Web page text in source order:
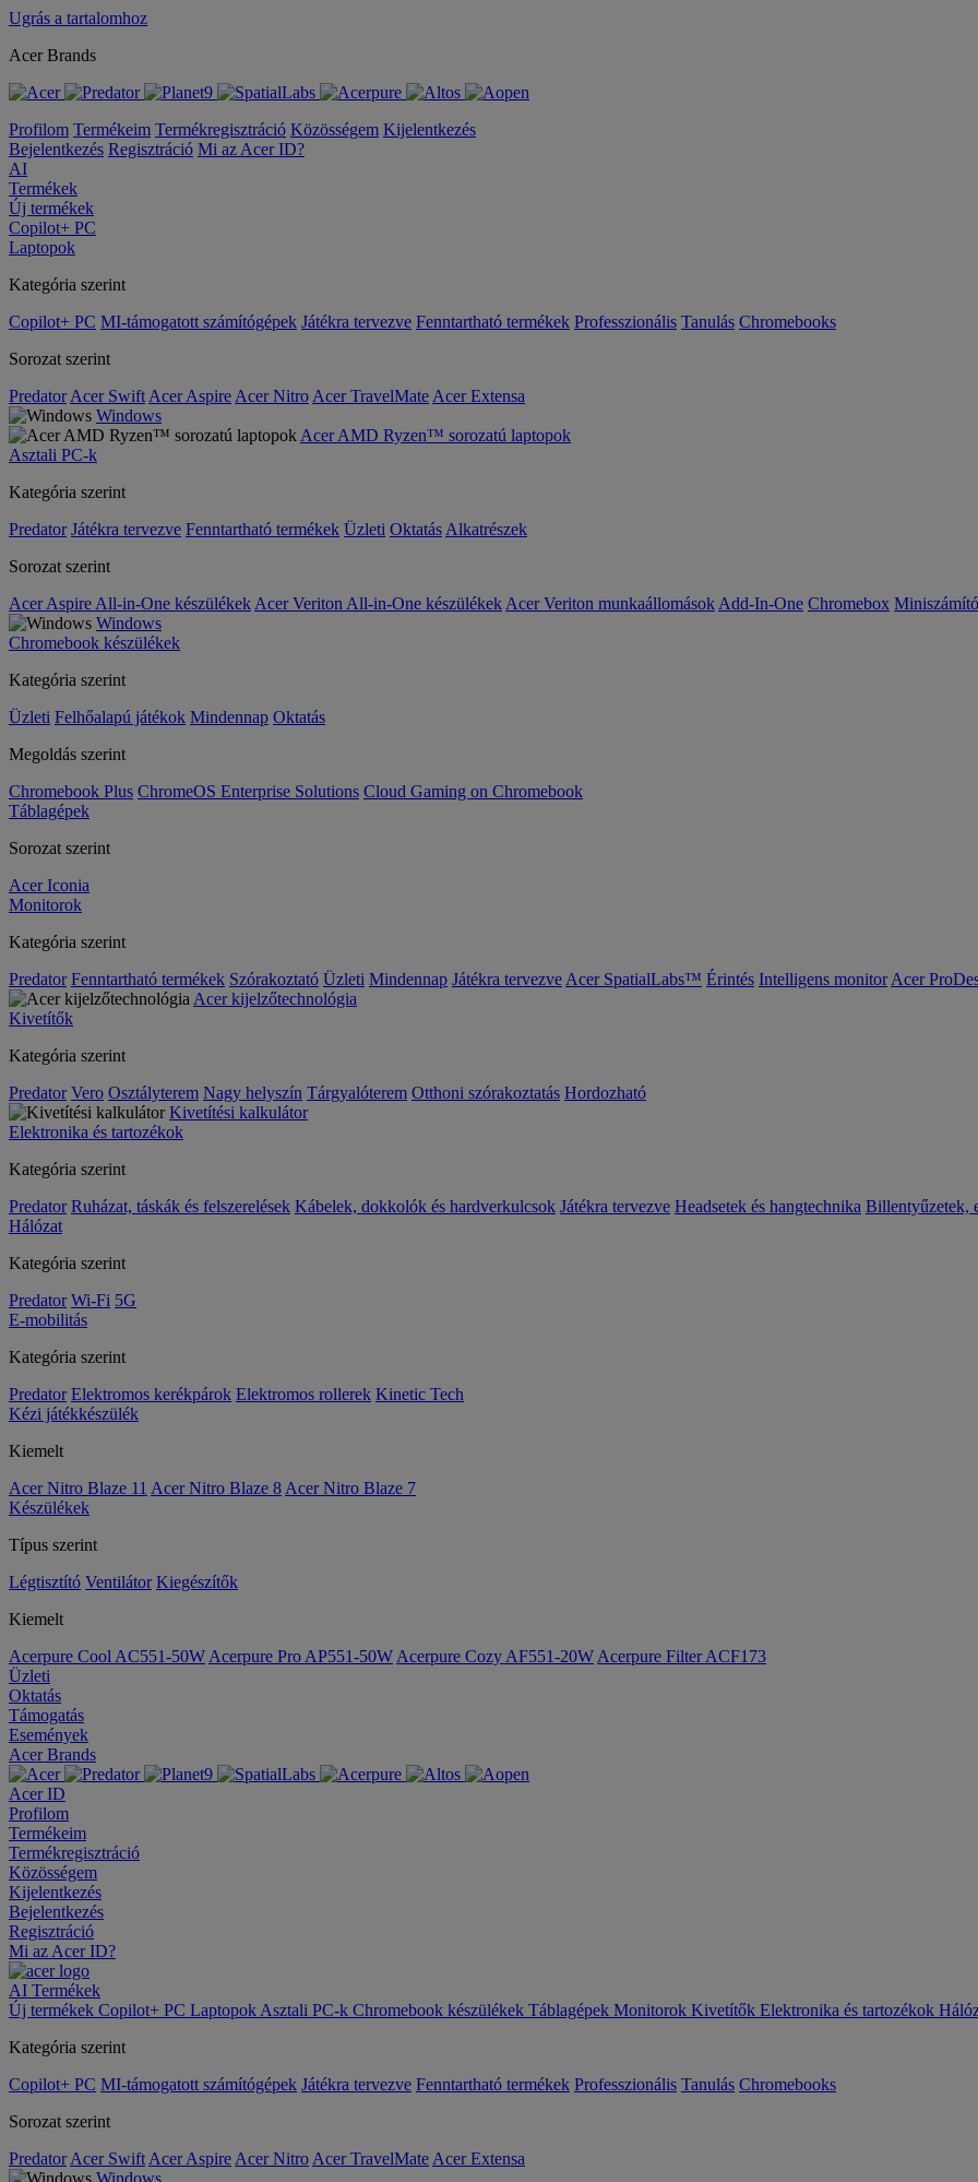
Ugrás a tartalomhoz
Acer Brands
Profilom Termékeim Termékregisztráció Közösségem Kijelentkezés
Bejelentkezés Regisztráció Mi az Acer ID?
AI
Termékek
Új termékek
Copilot+ PC
Laptopok
Kategória szerint
Copilot+ PC MI-támogatott számítógépek Játékra tervezve Fenntartható termékek Professzionális Tanulás Chromebooks
Sorozat szerint
Predator Acer Swift Acer Aspire Acer Nitro Acer TravelMate Acer Extensa
Windows
Acer AMD Ryzen™ sorozatú laptopok
Asztali PC-k
Kategória szerint
Predator Játékra tervezve Fenntartható termékek Üzleti Oktatás Alkatrészek
Sorozat szerint
Acer Aspire All-in-One készülékek Acer Veriton All-in-One készülékek Acer Veriton munkaállomások Add-In-One Chromebox
Windows
Chromebook készülékek
Kategória szerint
Üzleti Felhőalapú játékok Mindennap Oktatás
Megoldás szerint
Chromebook Plus ChromeOS Enterprise Solutions Cloud Gaming on Chromebook
Táblagépek
Sorozat szerint
Acer Iconia
Monitorok
Kategória szerint
Predator Fenntartható termékek Szórakoztató Üzleti Mindennap Játékra tervezve Acer SpatialLabs™ Érintés Intelligens monitor Acer
Acer kijelzőtechnológia
Kivetítők
Kategória szerint
Predator Vero Osztályterem Nagy helyszín Tárgyalóterem Otthoni szórakoztatás Hordozható
Kivetítési kalkulátor
Elektronika és tartozékok
Kategória szerint
Predator Ruházat, táskák és felszerelések Kábelek, dokkolók és hardverkulcsok Játékra tervezve Headsetek és hangtechnika Billentyűzetek,
Hálózat
Kategória szerint
Predator Wi-Fi 5G
E-mobilitás
Kategória szerint
Predator Elektromos kerékpárok Elektromos rollerek Kinetic Tech
Kézi játékkészülék
Kiemelt
Acer Nitro Blaze 11 Acer Nitro Blaze 8 Acer Nitro Blaze 7
Készülékek
Típus szerint
Légtisztító Ventilátor Kiegészítők
Kiemelt
Acerpure Cool AC551-50W Acerpure Pro AP551-50W Acerpure Cozy AF551-20W Acerpure Filter ACF173
Üzleti
Oktatás
Támogatás
Események
Acer Brands
Acer ID
Profilom
Termékeim
Termékregisztráció
Közösségem
Kijelentkezés
Bejelentkezés
Regisztráció
Mi az Acer ID?
AI Termékek
Új termékek Copilot+ PC Laptopok Asztali PC-k Chromebook készülékek Táblagépek Monitorok Kivetítők Elektronika és tartozékok
Kategória szerint
Copilot+ PC MI-támogatott számítógépek Játékra tervezve Fenntartható termékek Professzionális Tanulás Chromebooks
Sorozat szerint
Predator Acer Swift Acer Aspire Acer Nitro Acer TravelMate Acer Extensa
Windows